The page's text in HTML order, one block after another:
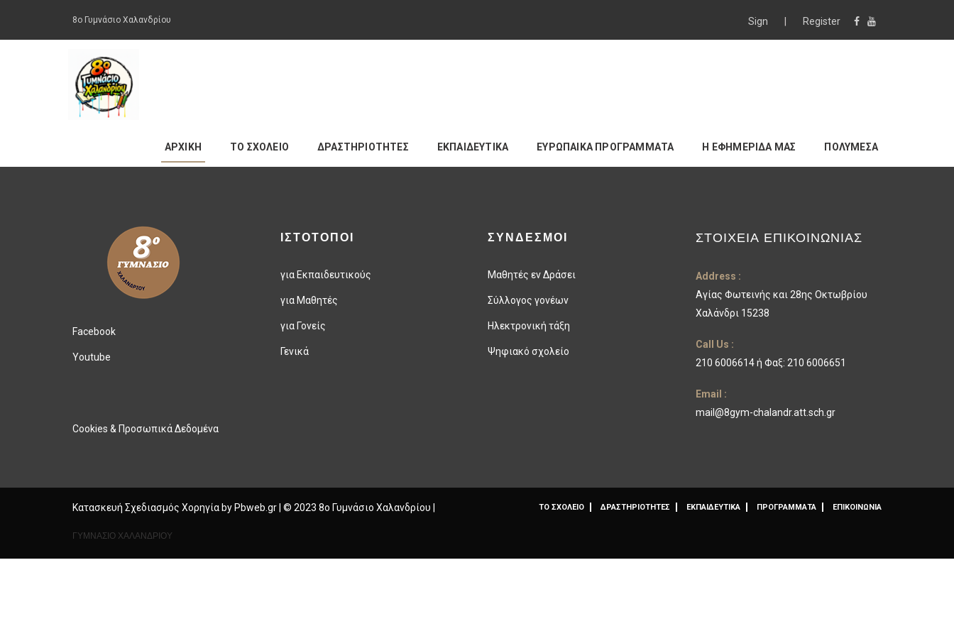
8ο Γυμνάσιο Χαλανδρίου Sign Register
ΑΡΧΙΚΗ ΤΟ ΣΧΟΛΕΙΟ ΔΡΑΣΤΗΡΙΟΤΗΤΕΣ ΕΚΠΑΙΔΕΥΤΙΚΑ ΕΥΡΩΠΑΙΚΑ ΠΡΟΓΡΑΜΜΑΤΑ Η ΕΦΗΜΕΡΙΔΑ ΜΑΣ ΠΟΛΥΜΕΣΑ
Facebook
Youtube
Cookies & Προσωπικά Δεδομένα
ΙΣΤΟΤΟΠΟΙ
για Εκπαιδευτικούς
για Μαθητές
για Γονείς
Γενικά
ΣΥΝΔΕΣΜΟΙ
Μαθητές εν Δράσει
Σύλλογος γονέων
Ηλεκτρονική τάξη
Ψηφιακό σχολείο
ΣΤΟΙΧΕΊΑ ΕΠΙΚΟΙΝΩΝΊΑΣ
Address :
Αγίας Φωτεινής και 28ης Οκτωβρίου
Χαλάνδρι 15238
Call Us :
210 6006614 ή Φαξ: 210 6006651
Email :
mail@8gym-chalandr.att.sch.gr
Κατασκευή Σχεδιασμός Χορηγία by Pbweb.gr | © 2023 8ο Γυμνάσιο Χαλανδρίου |
ΓΥΜΝΑΣΙΟ ΧΑΛΑΝΔΡΙΟΥ
ΤΟ ΣΧΟΛΕΙΟ ΔΡΑΣΤΗΡΙΟΤΗΤΕΣ ΕΚΠΑΙΔΕΥΤΙΚΑ ΠΡΟΓΡΑΜΜΑΤΑ ΕΠΙΚΟΙΝΩΝΙΑ